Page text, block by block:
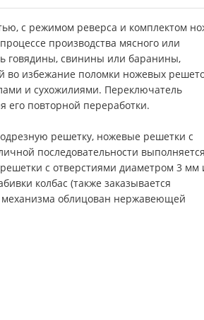
с режимом реверса и комплектом
производства мясного или
говядины, свинины или баранины,
во избежание поломки ножевых
и сухожилиями. Переключатель
его повторной переработки.
решетку, ножевые решетки с
последовательности
с отверстиями диаметром 3 мм
колбас (также заказывается
механизма облицован нержавеющей